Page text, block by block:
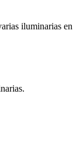
iluminarias en